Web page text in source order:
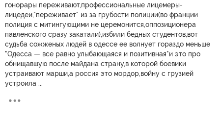
гонорары переживают,профессиональные лицемеры-
лицедеи,"переживает" из за грубости полиции(во франции
полиция с митингующими не церемонится,оппозиционера
павленского сразу закатали),избили бедных студентов,вот
судьба сожженых людей в одессе ее волнует гораздо меньше
"Одесса — все равно улыбающаяся и позитивная"и это про
обнищавшую после майдана страну,в которой боевики
устраивают марши,а россия это мордор,войну с грузией
устроила ...